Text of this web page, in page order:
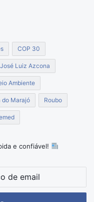
COP 30
Luiz Azcona
Ambiente
do Marajó Roubo
e confiável!